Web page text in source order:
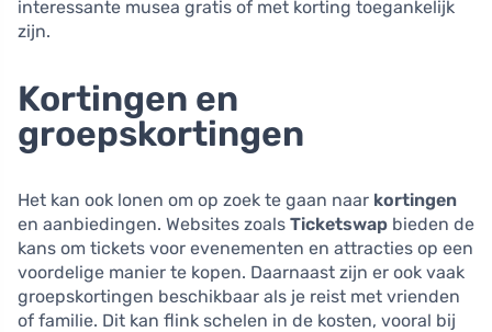
interessante musea gratis of met korting toegankelijk
zijn.
Kortingen en
groepskortingen
Het kan ook lonen om op zoek te gaan naar kortingen
en aanbiedingen. Websites zoals Ticketswap bieden de
kans om tickets voor evenementen en attracties op een
voordelige manier te kopen. Daarnaast zijn er ook vaak
groepskortingen beschikbaar als je reist met vrienden
of familie. Dit kan flink schelen in de kosten, vooral bij